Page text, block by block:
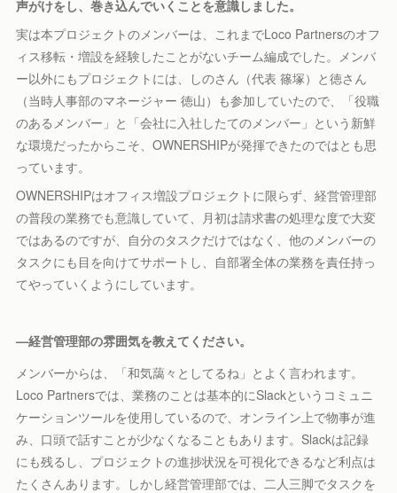
声がけをし、巻き込んでいくことを意識しました。
実は本プロジェクトのメンバーは、これまでLoco Partnersのオフ
ィス移転・増設を経験したことがないチーム編成でした。メンバ
ー以外にもプロジェクトには、しのさん（代表 篠塚）と徳さん
（当時人事部のマネージャー 徳山）も参加していたので、「役職
のあるメンバー」と「会社に入社したてのメンバー」という新鮮
な環境だったからこそ、OWNERSHIPが発揮できたのではとも思
っています。
OWNERSHIPはオフィス増設プロジェクトに限らず、経営管理部
の普段の業務でも意識していて、月初は請求書の処理な度で大変
ではあるのですが、自分のタスクだけではなく、他のメンバーの
タスクにも目を向けてサポートし、自部署全体の業務を責任持っ
てやっていくようにしています。
—経営管理部の雰囲気を教えてください。
メンバーからは、「和気藹々としてるね」とよく言われます。
Loco Partnersでは、業務のことは基本的にSlackというコミュニ
ケーションツールを使用しているので、オンライン上で物事が進
み、口頭で話すことが少なくなることもあります。Slackは記録
にも残るし、プロジェクトの進捗状況を可視化できるなど利点は
たくさんあります。しかし経営管理部では、二人三脚でタスクを